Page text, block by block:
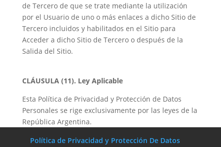
de Tercero de que se trate mediante la utilización
por el Usuario de uno o más enlaces a dicho Sitio de
Tercero incluidos y habilitados en el Sitio para
Acceder a dicho Sitio de Tercero o después de la
Salida del Sitio.
CLÁUSULA (11). Ley Aplicable
Esta Política de Privacidad y Protección de Datos
Personales se rige exclusivamente por las leyes de la
República Argentina.
Política de Privacidad y Protección De Datos